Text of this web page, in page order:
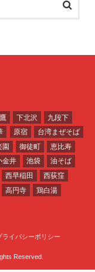
下北沢
九段下
原宿
台湾まぜそば
園 御徒町
恵比寿
金井 池袋
油そば
西早稲田
西荻窪
高円寺 鶏白湯
ライバシーポリシー
Reserved.